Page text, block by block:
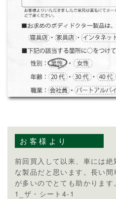
お客様より
前回買入して以来、車には絶
な製品だと思います。長い間
が多いのでとても助かります。
1_ザ・シート4-1